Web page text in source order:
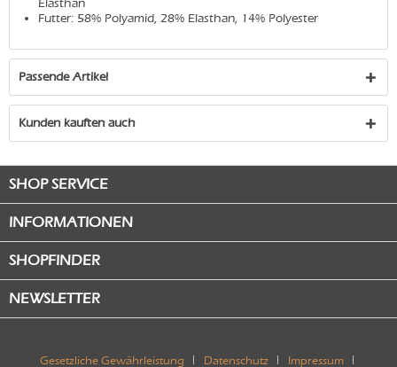
Elasthan
Futter: 58% Polyamid, 28% Elasthan, 14% Polyester
Passende Artikel
Kunden kauften auch
SHOP SERVICE
INFORMATIONEN
SHOPFINDER
NEWSLETTER
Gesetzliche Gewährleistung Datenschutz Impressum